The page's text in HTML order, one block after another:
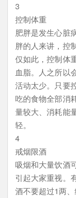
3
控制体重
肥胖是发生心脏
胖的人来讲，控
仅如此，控制体
血脂。人之所以
活动太少。只要
吃的食物全部消
量较大、消耗能
轻。
4
戒烟限酒
吸烟和大量饮酒
引起大家重视。
酒不要超过1两、